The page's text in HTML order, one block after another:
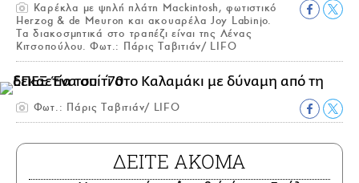
Καρέκλα με ψηλή πλάτη Mackintosh, φωτιστικό
Herzog & de Meuron και ακουαρέλα Joy Labinjo.
Τα διακοσμητικά στο τραπέζι είναι της Λένας
Κιτσοπούλου. Φωτ.: Πάρις Ταβιτιάν/ LIFO
Φωτ.: Πάρις Ταβιτιάν/ LIFO
ΔΕΙΤΕ ΑΚΟΜΑ